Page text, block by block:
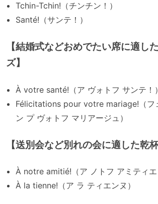
Tchin-Tchin!（チンチン！）
Santé!（サンテ！）
【結婚式などおめでたい席に適し
ズ】
À votre santé!（ア ヴォトフ サンテ！）
Félicitations pour votre mariage!（フ
ン プ ヴォトフ マリアージュ）
【送別会など別れの会に適した乾
À notre amitié!（ア ノトフ アミティエ
À la tienne!（ア ラ ティエンヌ）